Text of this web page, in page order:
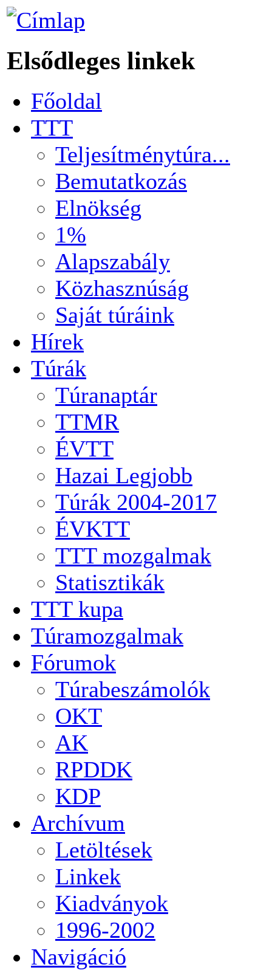
Elsődleges linkek
Főoldal
TTT
Teljesítménytúra...
Bemutatkozás
Elnökség
1%
Alapszabály
Közhasznúság
Saját túráink
Hírek
Túrák
Túranaptár
TTMR
ÉVTT
Hazai Legjobb
Túrák 2004-2017
ÉVKTT
TTT mozgalmak
Statisztikák
TTT kupa
Túramozgalmak
Fórumok
Túrabeszámolók
OKT
AK
RPDDK
KDP
Archívum
Letöltések
Linkek
Kiadványok
1996-2002
Navigáció